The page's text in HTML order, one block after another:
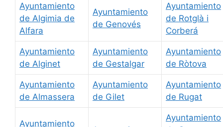
Ayuntamiento
de Algimia de
Alfara
Ayuntamiento
de Genovés
Ayuntamiento
de Rotglà i
Corberá
Ayuntamiento
de Alginet
Ayuntamiento
de Gestalgar
Ayuntamiento
de Ròtova
Ayuntamiento
de Almassera
Ayuntamiento
de Gilet
Ayuntamiento
de Rugat
Ayuntamiento
Ayuntamiento